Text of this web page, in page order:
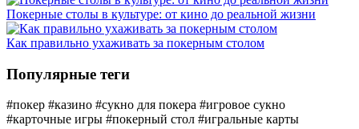
Покерные столы в культуре: от кино до реальной жизни
Как правильно ухаживать за покерным столом
Популярные теги
#покер #казино #сукно для покера #игровое сукно
#карточные игры #покерный стол #игральные карты